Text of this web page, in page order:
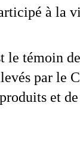
à la
témoin
par le
et